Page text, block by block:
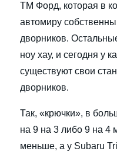
ТМ Форд, которая в
автомиру
дворников.
ноу хау, и сегодня у
существуют свои
дворников.
Так, «крючки», в
на 9 на 3 либо 9 на
меньше, а у Subaru